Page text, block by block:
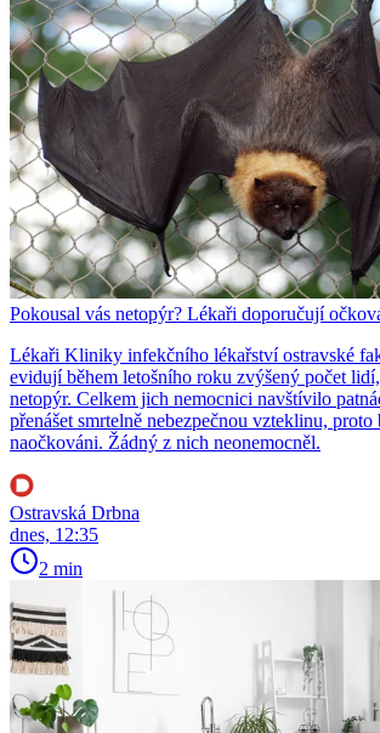
Pokousal vás netopýr? Lékaři doporučují
Lékaři Kliniky infekčního lékařství ostravské
evidují během letošního roku zvýšený počet
netopýr. Celkem jich nemocnici navštívilo
přenášet smrtelně nebezpečnou vzteklinu,
naočkováni. Žádný z nich neonemocněl.
Ostravská Drbna
dnes, 12:35
2 min